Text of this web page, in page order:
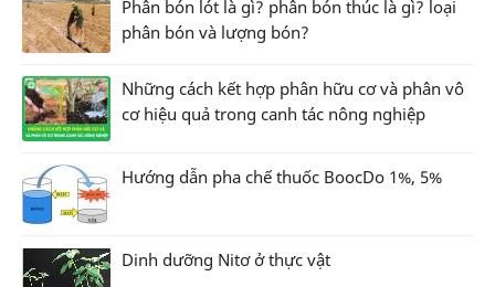
Phân bón lót là gì? phân bón thúc là gì? loại
phân bón và lượng bón?
Những cách kết hợp phân hữu cơ và phân vô
cơ hiệu quả trong canh tác nông nghiệp
Hướng dẫn pha chế thuốc BoocDo 1%, 5%
Dinh dưỡng Nitơ ở thực vật